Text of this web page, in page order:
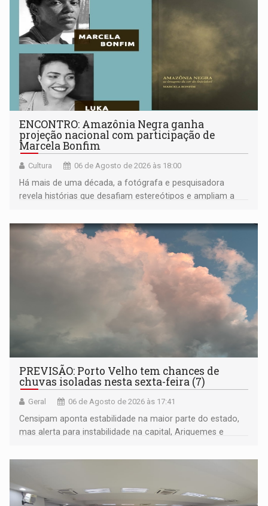
ENCONTRO: Amazônia Negra ganha
projeção nacional com participação de
Marcela Bonfim
Cultura 06 de Agosto de 2026 às 18:00
Há mais de uma década, a fotógrafa e pesquisadora
revela histórias que desafiam estereótipos e ampliam a
negras
PREVISÃO: Porto Velho tem chances de
chuvas isoladas nesta sexta-feira (7)
Geral 06 de Agosto de 2026 às 17:41
Censipam aponta estabilidade na maior parte do estado,
mas alerta para instabilidade na capital, Ariquemes e